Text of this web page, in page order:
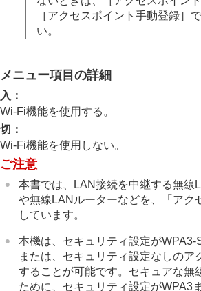
ネットワークの設定
Wi-Fi接続
Wi-Fi周波数帯
Wi-Fi情報表示
Bluetooth設定
有線LAN
テザリング接続
機器名称変更
ルート証明書の読み込み
アクセス認証設定
セキュリティ(IPsec)
Wi-Fi Direct設定
ネットワーク設定リセット
FTP転送機能
［アクセスポイント手動登録］
い。
メニュー項目の詳細
入 ：
Wi-Fi機能を使用する。
切 ：
Wi-Fi機能を使用しない。
ご注意
本書では、LAN接続を中継する無線
や無線LANルーターなどを、「アク
しています。
本機は、セキュリティ設定がWPA3-
または、セキュリティ設定なしのア
することが可能です。セキュアな無
ために、セキュリティ設定がWPA3